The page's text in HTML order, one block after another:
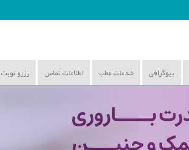
بیوگرافی خدمات مطب اطلاعات تماس رزرو نوبت